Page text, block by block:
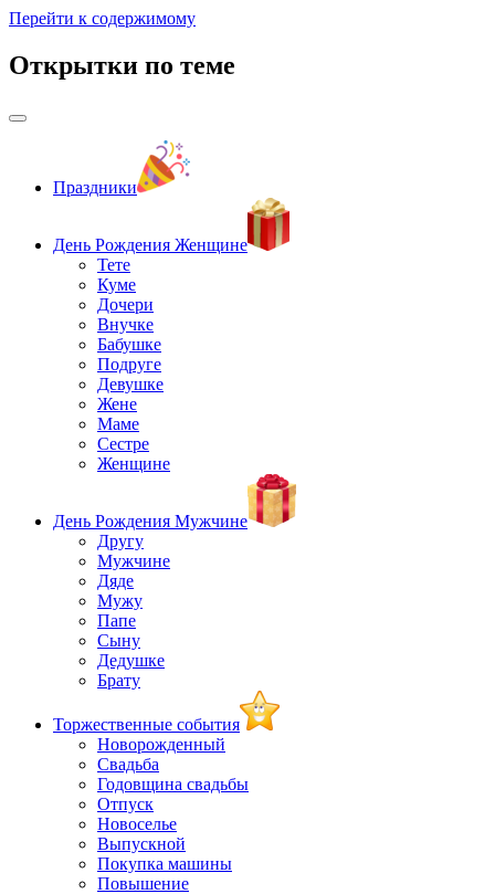
Перейти к содержимому
Открытки по теме
Праздники
День Рождения Женщине
Тете
Куме
Дочери
Внучке
Бабушке
Подруге
Девушке
Жене
Маме
Сестре
Женщине
День Рождения Мужчине
Другу
Мужчине
Дяде
Мужу
Папе
Сыну
Дедушке
Брату
Торжественные события
Новорожденный
Свадьба
Годовщина свадьбы
Отпуск
Новоселье
Выпускной
Покупка машины
Повышение